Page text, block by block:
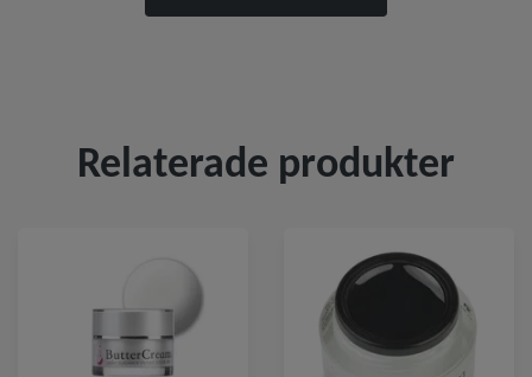
Relaterade produkter